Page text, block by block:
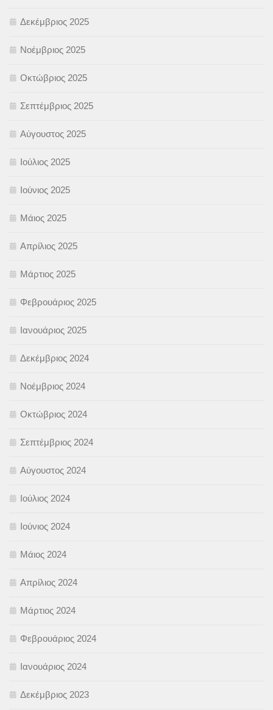
Δεκέμβριος 2025
Νοέμβριος 2025
Οκτώβριος 2025
Σεπτέμβριος 2025
Αύγουστος 2025
Ιούλιος 2025
Ιούνιος 2025
Μάιος 2025
Απρίλιος 2025
Μάρτιος 2025
Φεβρουάριος 2025
Ιανουάριος 2025
Δεκέμβριος 2024
Νοέμβριος 2024
Οκτώβριος 2024
Σεπτέμβριος 2024
Αύγουστος 2024
Ιούλιος 2024
Ιούνιος 2024
Μάιος 2024
Απρίλιος 2024
Μάρτιος 2024
Φεβρουάριος 2024
Ιανουάριος 2024
Δεκέμβριος 2023